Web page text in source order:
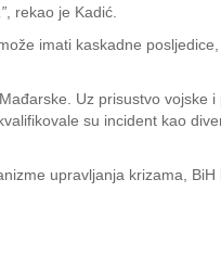
, rekao je Kadić.
imati kaskadne
Uz prisustvo vojske i
su incident kao
upravljanja krizama, BiH